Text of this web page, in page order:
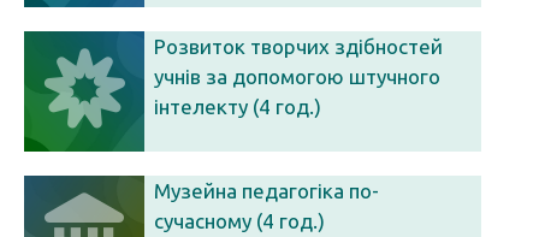
Розвиток творчих здібностей
учнів за допомогою штучного
інтелекту (4 год.)
Музейна педагогіка по-
сучасному (4 год.)